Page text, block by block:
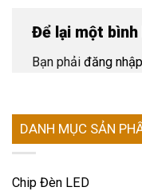
Để lại một bình
Bạn phải đăng nhập
DANH MỤC SẢN
Chip Đèn LED